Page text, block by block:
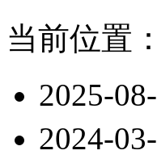
当前位置：
2025-
2024-